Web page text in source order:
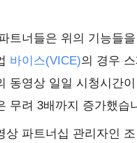
트너들은 위의 기능들
바이스(VICE)의 경우
동영상 일일 시청시간
무려 3배까지 증가했습
상 파트너십 관리자인